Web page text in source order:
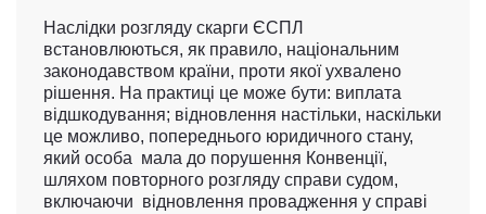
Наслідки розгляду скарги ЄСПЛ
встановлюються, як правило, національним
законодавством країни, проти якої ухвалено
рішення. На практиці це може бути: виплата
відшкодування; відновлення настільки, наскільки
це можливо, попереднього юридичного стану,
який особа мала до порушення Конвенції,
шляхом повторного розгляду справи судом,
включаючи відновлення провадження у справі